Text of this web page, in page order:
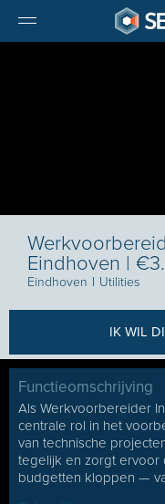
Eindhoven |
Eindhoven I Utilities
IK WIL
Functieomschrijving
Als Werkvoorbereider
centrale rol in het
van technische
tegelijk en zorgt ervoor
budgetten kloppen —